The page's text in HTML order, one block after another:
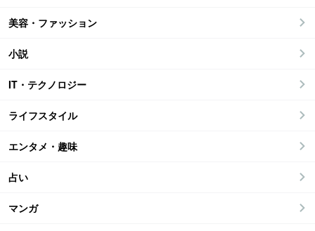
美容・ファッション
小説
IT・テクノロジー
ライフスタイル
エンタメ・趣味
占い
マンガ